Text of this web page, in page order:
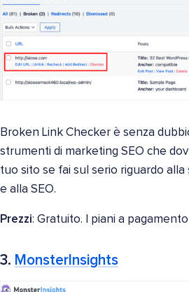
Broken Link Checker è senza
strumenti di marketing SEO che
tuo sito se fai sul serio riguardo alla
e alla SEO.
Prezzi: Gratuito. I piani a
3. MonsterInsights